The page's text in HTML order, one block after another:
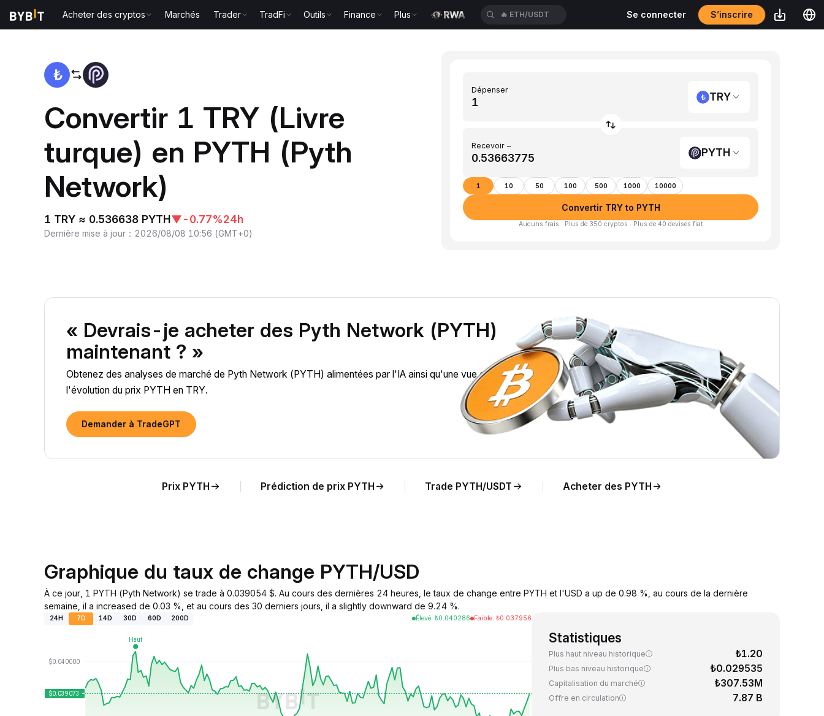
Acheter des cryptos Marchés Trader TradFi Outils Finance Plus 🔥 ETH/USDT Se connecter S’inscrire
Convertir 1 TRY (Livre
turque) en PYTH (Pyth
Network)
1 TRY ≈ 0.536638 PYTH▼-0.77%24h
Dernière mise à jour ： 2026/08/08 10:56 (GMT+0)
Dépenser
TRY
Recevoir ~
PYTH
1 10 50 100 500 1000 10000
Convertir TRY to PYTH
Aucuns frais · Plus de 350 cryptos · Plus de 40 devises fiat
« Devrais-je acheter des Pyth Network (PYTH)
maintenant ? »
Obtenez des analyses de marché de Pyth Network (PYTH) alimentées par l'IA ainsi qu'une vue en temps réel de
l'évolution du prix PYTH en TRY.
Demander à TradeGPT
Prix PYTH Prédiction de prix PYTH Trade PYTH/USDT Acheter des PYTH
Graphique du taux de change PYTH/USD
À ce jour, 1 PYTH (Pyth Network) se trade à 0.039054 $. Au cours des dernières 24 heures, le taux de change entre PYTH et l'USD a up de 0.98 %, au cours de la dernière
semaine, il a increased de 0.03 %, et au cours des 30 derniers jours, il a slightly downward de 9.24 %.
24H 7D 14D 30D 60D 200D Élevé: ₺0.040286 Faible: ₺0.037956
Statistiques
Plus haut niveau historique ₺1.20
Plus bas niveau historique ₺0.029535
Capitalisation du marché ₺307.53M
Offre en circulation 7.87 B